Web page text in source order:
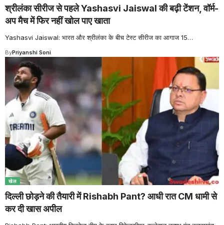
श्रीलंका सीरीज से पहले Yashasvi Jaiswal की बढ़ी टेंशन, वॉर्म-
अप मैच में फिर नहीं खोल पाए खाता
Yashasvi Jaiswal: भारत और श्रीलंका के बीच टेस्ट सीरीज का आगाज 15…
ByPriyanshi Soni
खेल
दिल्ली छोड़ने की तैयारी में Rishabh Pant? आधी रात CM धामी से
कर दी खास अपील